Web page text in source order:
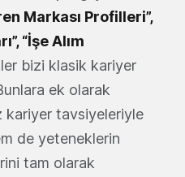
Markası Profilleri”,
“İşe Alım
bizi klasik kariyer
ek olarak
kariyer tavsiyeleriyle
de yeteneklerin
tam olarak